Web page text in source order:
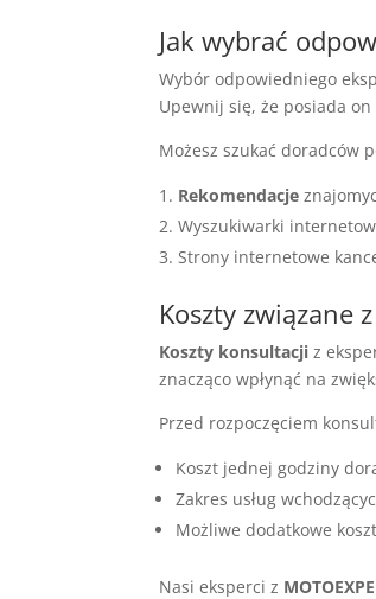
Jak wybrać
Wybór odpowiedniego
Upewnij się, że posiada
Możesz szukać doradców
Rekomendacje
Wyszukiwarki
Strony internetowe
Koszty związane
Koszty konsultacji z
znacząco wpłynąć na
Przed rozpoczęciem
Koszt jednej godziny
Zakres usług
Możliwe dodatkowe
Nasi eksperci z